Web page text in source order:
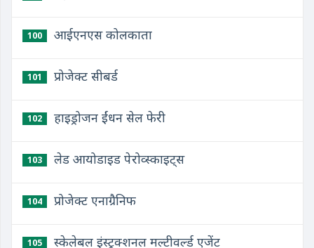
100 आईएनएस कोलकाता
101 प्रोजेक्ट सीबर्ड
102 हाइड्रोजन ईंधन सेल फेरी
103 लेड आयोडाइड पेरोव्स्काइट्स
104 प्रोजेक्ट एनाग्रैनिफ
105 स्केलेबल इंस्ट्रक्शनल मल्टीवर्ल्ड एजेंट